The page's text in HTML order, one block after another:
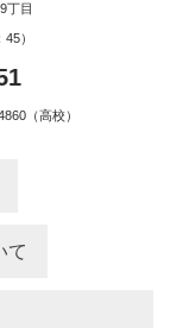
丁目
）
（高校）
て